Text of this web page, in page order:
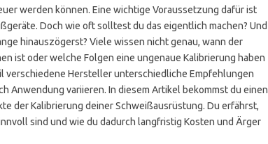
werden können. Eine wichtige Voraussetzung dafür ist
Doch wie oft solltest du das eigentlich machen? Und
hinauszögerst? Viele wissen nicht genau, wann der
ist oder welche Folgen eine ungenaue Kalibrierung haben
verschiedene Hersteller unterschiedliche Empfehlungen
Anwendung variieren. In diesem Artikel bekommst du einen
der Kalibrierung deiner Schweißausrüstung. Du erfährst,
sind und wie du dadurch langfristig Kosten und Ärger